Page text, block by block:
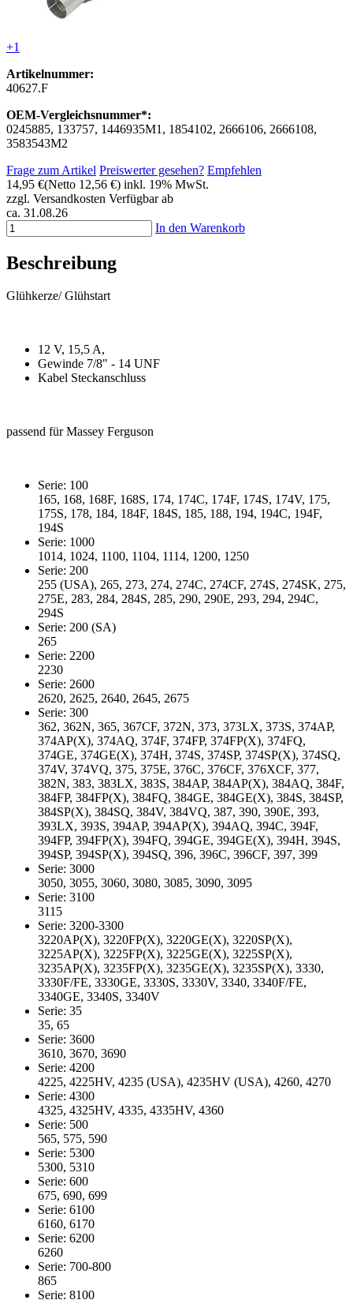
+1
Artikelnummer:
40627.F
OEM-Vergleichsnummer*:
0245885, 133757, 1446935M1, 1854102, 2666106, 2666108,
3583543M2
Frage zum Artikel Preiswerter gesehen? Empfehlen
14,95 €(Netto 12,56 €) inkl. 19% MwSt.
zzgl. Versandkosten Verfügbar ab
ca. 31.08.26
In den Warenkorb
Beschreibung
Glühkerze/ Glühstart
12 V, 15,5 A,
Gewinde 7/8" - 14 UNF
Kabel Steckanschluss
passend für Massey Ferguson
Serie: 100
165, 168, 168F, 168S, 174, 174C, 174F, 174S, 174V, 175,
175S, 178, 184, 184F, 184S, 185, 188, 194, 194C, 194F,
194S
Serie: 1000
1014, 1024, 1100, 1104, 1114, 1200, 1250
Serie: 200
255 (USA), 265, 273, 274, 274C, 274CF, 274S, 274SK, 275,
275E, 283, 284, 284S, 285, 290, 290E, 293, 294, 294C,
294S
Serie: 200 (SA)
265
Serie: 2200
2230
Serie: 2600
2620, 2625, 2640, 2645, 2675
Serie: 300
362, 362N, 365, 367CF, 372N, 373, 373LX, 373S, 374AP,
374AP(X), 374AQ, 374F, 374FP, 374FP(X), 374FQ,
374GE, 374GE(X), 374H, 374S, 374SP, 374SP(X), 374SQ,
374V, 374VQ, 375, 375E, 376C, 376CF, 376XCF, 377,
382N, 383, 383LX, 383S, 384AP, 384AP(X), 384AQ, 384F,
384FP, 384FP(X), 384FQ, 384GE, 384GE(X), 384S, 384SP,
384SP(X), 384SQ, 384V, 384VQ, 387, 390, 390E, 393,
393LX, 393S, 394AP, 394AP(X), 394AQ, 394C, 394F,
394FP, 394FP(X), 394FQ, 394GE, 394GE(X), 394H, 394S,
394SP, 394SP(X), 394SQ, 396, 396C, 396CF, 397, 399
Serie: 3000
3050, 3055, 3060, 3080, 3085, 3090, 3095
Serie: 3100
3115
Serie: 3200-3300
3220AP(X), 3220FP(X), 3220GE(X), 3220SP(X),
3225AP(X), 3225FP(X), 3225GE(X), 3225SP(X),
3235AP(X), 3235FP(X), 3235GE(X), 3235SP(X), 3330,
3330F/FE, 3330GE, 3330S, 3330V, 3340, 3340F/FE,
3340GE, 3340S, 3340V
Serie: 35
35, 65
Serie: 3600
3610, 3670, 3690
Serie: 4200
4225, 4225HV, 4235 (USA), 4235HV (USA), 4260, 4270
Serie: 4300
4325, 4325HV, 4335, 4335HV, 4360
Serie: 500
565, 575, 590
Serie: 5300
5300, 5310
Serie: 600
675, 690, 699
Serie: 6100
6160, 6170
Serie: 6200
6260
Serie: 700-800
865
Serie: 8100